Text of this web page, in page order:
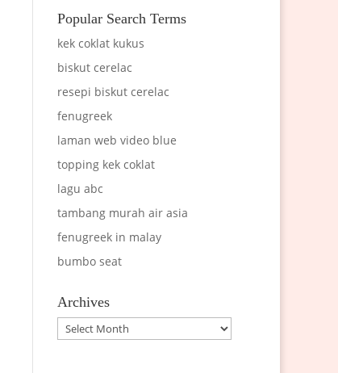
Popular Search Terms
kek coklat kukus
biskut cerelac
resepi biskut cerelac
fenugreek
laman web video blue
topping kek coklat
lagu abc
tambang murah air asia
fenugreek in malay
bumbo seat
Archives
Archives